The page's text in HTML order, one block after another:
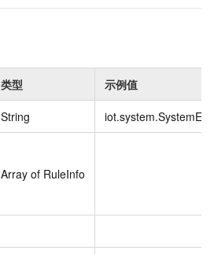
类型 示例值
String
Array of RuleInfo